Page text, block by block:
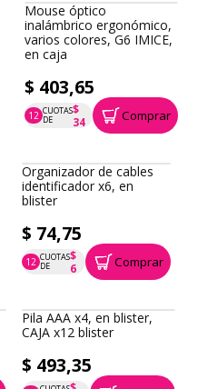
Mouse óptico
inalámbrico ergonómico,
varios colores, G6 IMICE,
en caja
$ 403,65
12 CUOTAS
DE
$
34
P.T.F. $ 404 Comprar
Organizador de cables
identificador x6, en
blister
$ 74,75
12 CUOTAS
DE
$
6
P.T.F. $ 75 Comprar
Pila AAA x4, en blister,
CAJA x12 blister
$ 493,35